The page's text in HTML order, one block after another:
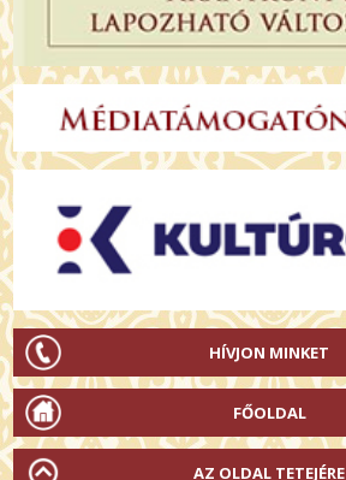
HÍVJON MINKET
FŐOLDAL
AZ OLDAL TETEJÉRE